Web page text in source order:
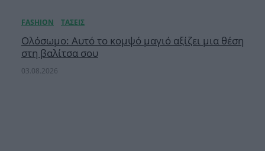
Ολόσωμο: Αυτό το κομψό μαγιό αξίζει μια θέση
στη βαλίτσα σου
03.08.2026